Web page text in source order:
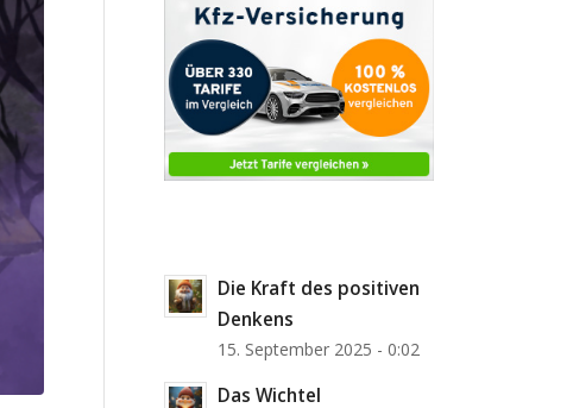
Die Kraft des positiven
Denkens
15. September 2025 - 0:02
Das Wichtel